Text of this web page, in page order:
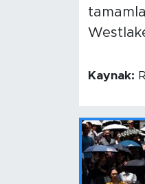
Kaynak: